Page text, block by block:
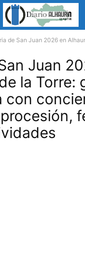
de San Juan 2026 en
Juan
la Torre:
con